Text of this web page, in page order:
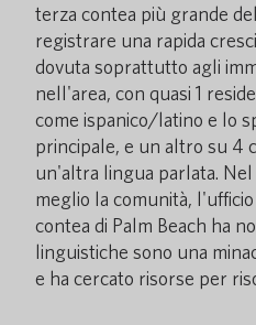
terza contea più grande
registrare una rapida
dovuta soprattutto agli
nell'area, con quasi 1
come ispanico/latino e lo
principale, e un altro su 4
un'altra lingua parlata.
meglio la comunità,
contea di Palm Beach ha
linguistiche sono una
e ha cercato risorse per